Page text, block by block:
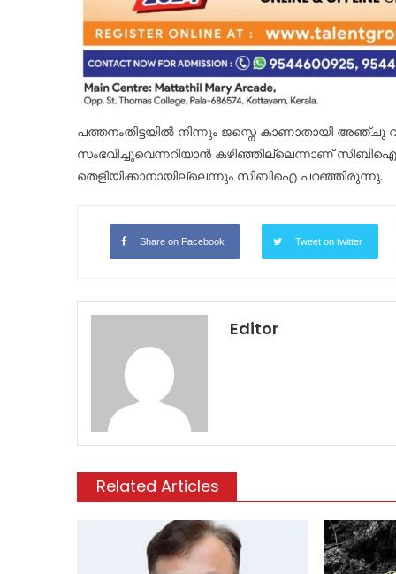
പത്തനംതിട്ടയിൽ നിന്നും ജസ്നെ കാണാതായി
സംഭവിച്ചുവെന്നറിയാൻ കഴിഞ്ഞില്ലെന്നാണ് സിബിഐ
തെളിയിക്കാനായില്ലെന്നും സിബിഐ പറഞ്ഞിരുന്നു.
Share on Facebook Tweet on twitter
Editor
Related Articles